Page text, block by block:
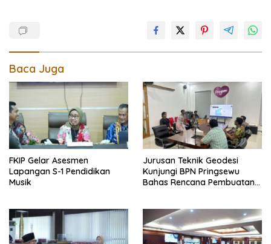
Baca Juga
FKIP Gelar Asesmen
Lapangan S-1 Pendidikan
Musik
Jurusan Teknik Geodesi
Kunjungi BPN Pringsewu
Bahas Rencana Pembuatan